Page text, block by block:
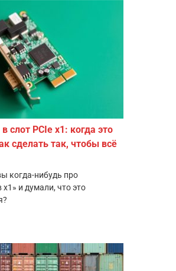
слот PCIe x1: когда это
сделать так, чтобы всё
когда-нибудь про
x1» и думали, что это